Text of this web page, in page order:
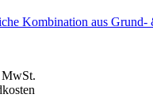
Kombination aus